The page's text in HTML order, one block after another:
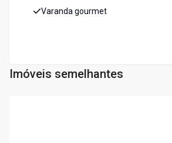
Varanda gourmet
Imóveis semelhantes